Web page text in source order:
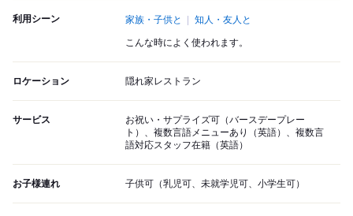
利用シーン 家族・子供と 知人・友人と
こんな時によく使われます。
ロケーション 隠れ家レストラン
サービス
お祝い・サプライズ可（バースデープレー
ト）、複数言語メニューあり（英語）、複数言
語対応スタッフ在籍（英語）
お子様連れ 子供可（乳児可、未就学児可、小学生可）